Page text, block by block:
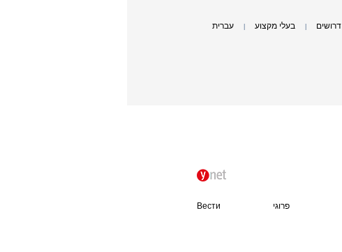
דרושים בעלי מקצוע עברית
פרוגי Вести